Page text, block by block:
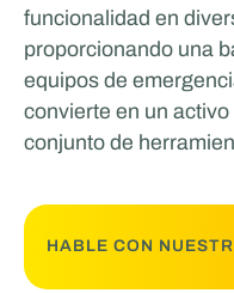
funcionalidad en
proporcionando una
equipos de
convierte en un
conjunto de
HABLE CON